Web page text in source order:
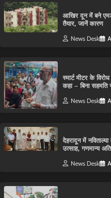
आ​खिर दून में बने
तैयार, जानें कारण
News Desk
स्मार्ट मीटर के
कहा – बिना सहमति
News Desk
देहरादून में
उत्साह, गणमान्य
News Desk